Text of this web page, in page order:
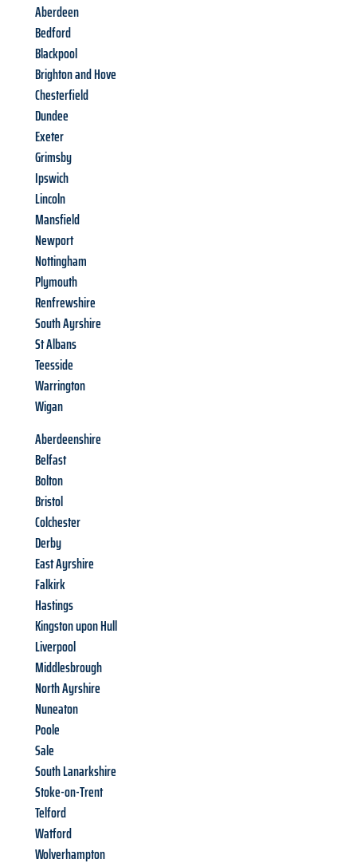
Aberdeen
Bedford
Blackpool
Brighton and Hove
Chesterfield
Dundee
Exeter
Grimsby
Ipswich
Lincoln
Mansfield
Newport
Nottingham
Plymouth
Renfrewshire
South Ayrshire
St Albans
Teesside
Warrington
Wigan
Aberdeenshire
Belfast
Bolton
Bristol
Colchester
Derby
East Ayrshire
Falkirk
Hastings
Kingston upon Hull
Liverpool
Middlesbrough
North Ayrshire
Nuneaton
Poole
Sale
South Lanarkshire
Stoke-on-Trent
Telford
Watford
Wolverhampton